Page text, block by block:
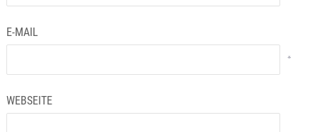
E-MAIL
*
WEBSEITE